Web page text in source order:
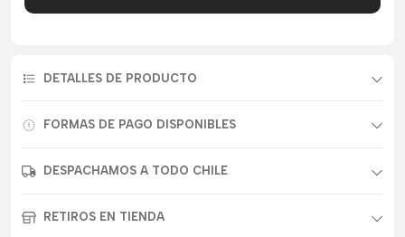
DETALLES DE PRODUCTO
FORMAS DE PAGO DISPONIBLES
DESPACHAMOS A TODO CHILE
RETIROS EN TIENDA